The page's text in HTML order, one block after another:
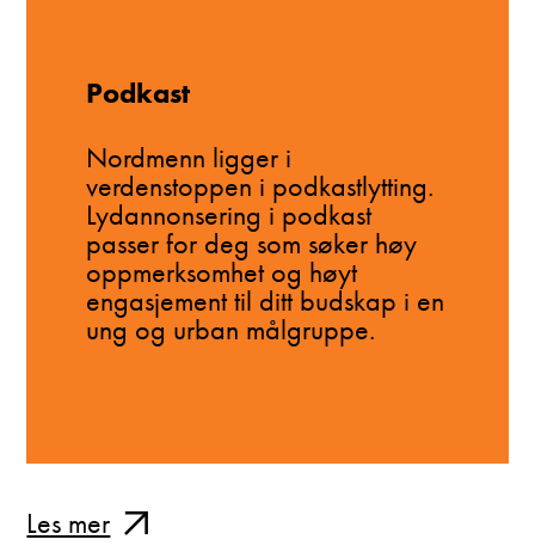
Podkast
Nordmenn ligger i
verdenstoppen i podkastlytting.
Lydannonsering i podkast
passer for deg som søker høy
oppmerksomhet og høyt
engasjement til ditt budskap i en
ung og urban målgruppe.
Les mer